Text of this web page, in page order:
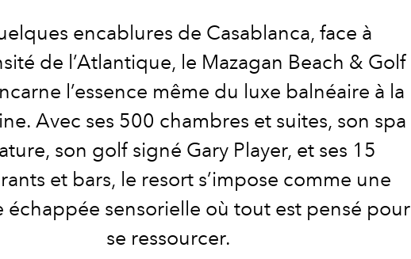
encablures de Casablanca, face à
de l’Atlantique, le Mazagan Beach & Golf
l’essence même du luxe balnéaire à la
Avec ses 500 chambres et suites, son spa
son golf signé Gary Player, et ses 15
et bars, le resort s’impose comme une
échappée sensorielle où tout est pensé pour
se ressourcer.